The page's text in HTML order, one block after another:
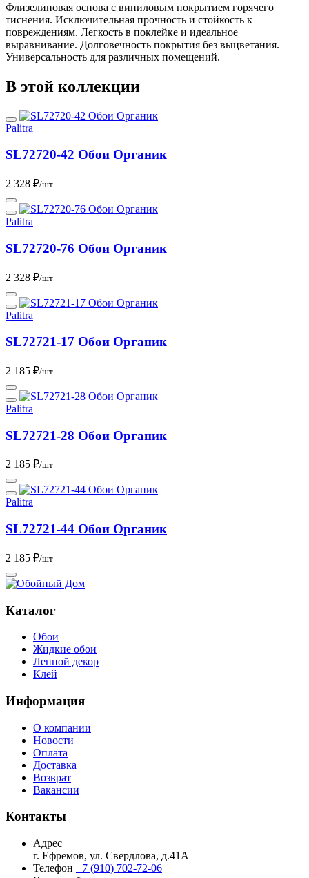
Флизелиновая основа с виниловым покрытием горячего
тиснения. Исключительная прочность и стойкость к
повреждениям. Легкость в поклейке и идеальное
выравнивание. Долговечность покрытия без выцветания.
Универсальность для различных помещений.
В этой коллекции
Palitra
SL72720-42 Обои Органик
2 328 ₽/шт
Palitra
SL72720-76 Обои Органик
2 328 ₽/шт
Palitra
SL72721-17 Обои Органик
2 185 ₽/шт
Palitra
SL72721-28 Обои Органик
2 185 ₽/шт
Palitra
SL72721-44 Обои Органик
2 185 ₽/шт
Каталог
Обои
Жидкие обои
Лепной декор
Клей
Информация
О компании
Новости
Оплата
Доставка
Возврат
Вакансии
Контакты
Адрес
г. Ефремов, ул. Свердлова, д.41А
Телефон +7 (910) 702-72-06